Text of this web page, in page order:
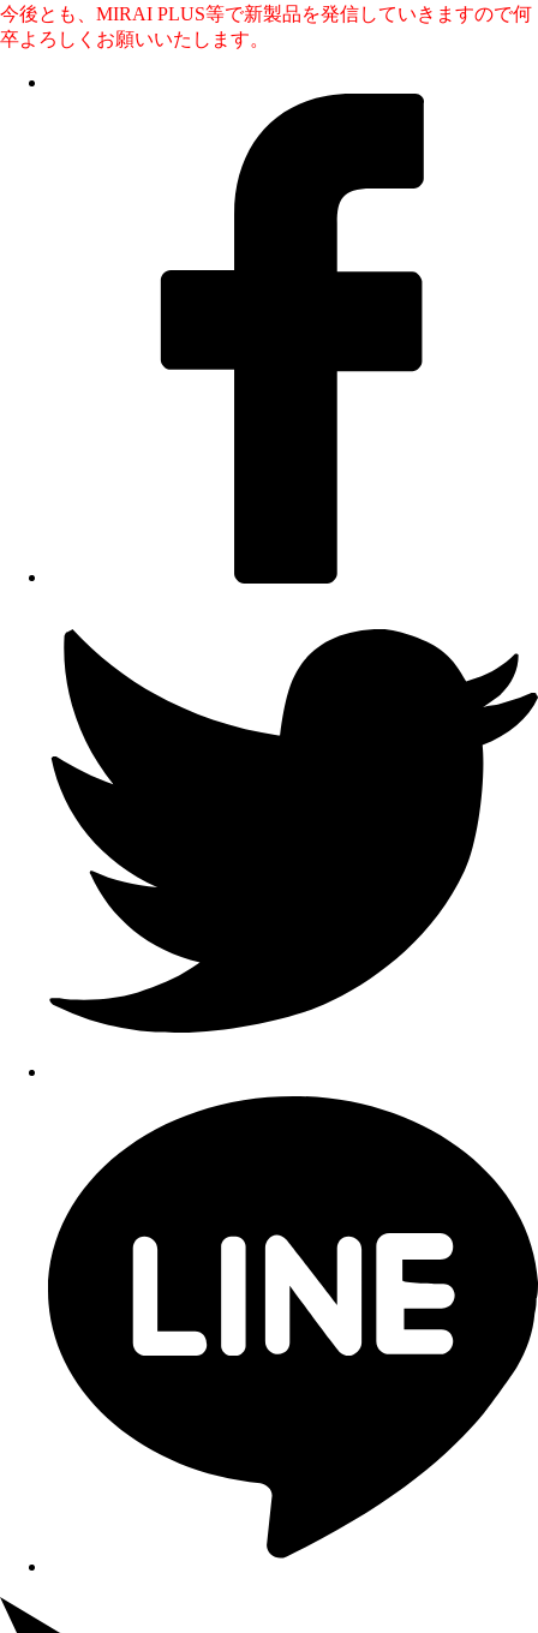
今後とも、MIRAI PLUS等で新製品を発信していきますので何
卒よろしくお願いいたします。